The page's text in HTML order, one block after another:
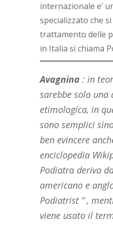
internazionale e’
specializzato che
trattamento delle
in Italia si chiama
Avagnina : in
sarebbe solo una
etimologica, in
sono semplici
ben evincere
enciclopedia
Podiatra deriva
americano e
Podiatrist ” ,
viene usato il